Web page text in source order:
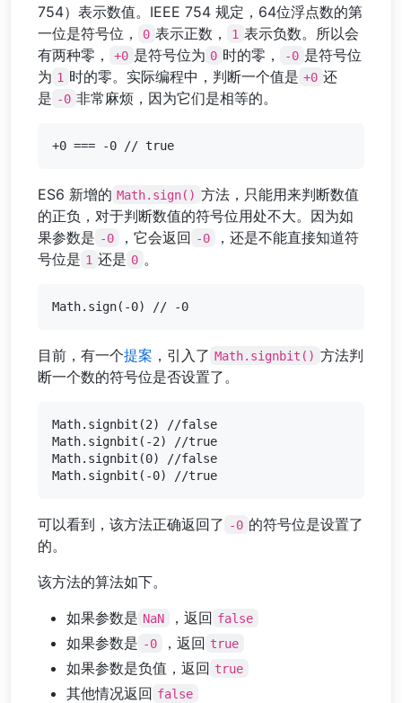
754）表示数值。IEEE 754 规定，64位浮点数的第
一位是符号位，
0 表示正数， 1 表示负数。所以会
有两种零，
+0 是符号位为 0 时的零， -0 是符号位
为 1 时的零。实际编程中，判断一个值是 +0 还
是 -0 非常麻烦，因为它们是相等的。
ES6 新增的 Math.sign() 方法，只能用来判断数值
的正负，对于判断数值的符号位用处不大。因为如
果参数是 -0 ，它会返回 -0
，还是不能直接知道符
号位是 1 还是 0 。
目前，有一个提案 ，引入了 Math.signbit() 方法判
断一个数的符号位是否设置了。
Math.signbit(2) //false
Math.signbit(-2) //true
Math.signbit(0) //false
可以看到，该方法正确返回了 -0 的符号位是设置了
的。
该方法的算法如下。
如果参数是 NaN ，返回 false
如果参数是 -0 ，返回 true
如果参数是负值，返回 true
其他情况返回 false